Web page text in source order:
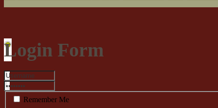
Login Form
Remember Me